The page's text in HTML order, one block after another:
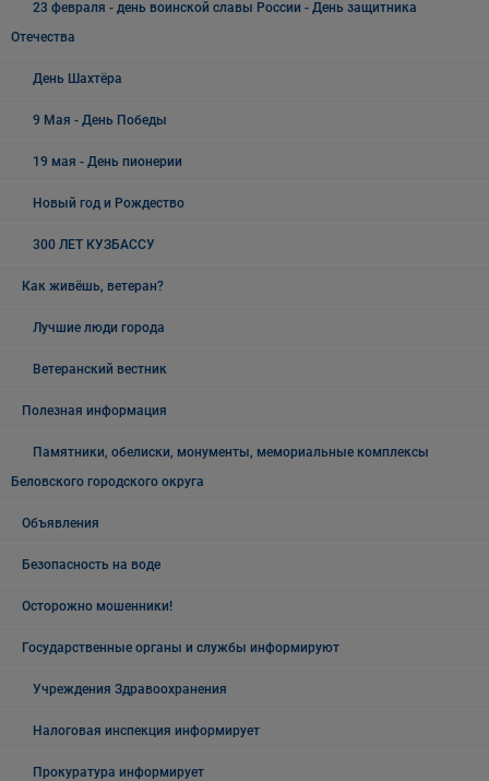
23 февраля - день воинской славы России - День защитника
Отечества
День Шахтёра
9 Мая - День Победы
19 мая - День пионерии
Новый год и Рождество
300 ЛЕТ КУЗБАССУ
Как живёшь, ветеран?
Лучшие люди города
Ветеранский вестник
Полезная информация
Памятники, обелиски, монументы, мемориальные комплексы
Беловского городского округа
Объявления
Безопасность на воде
Осторожно мошенники!
Государственные органы и службы информируют
Учреждения Здравоохранения
Налоговая инспекция информирует
Прокуратура информирует